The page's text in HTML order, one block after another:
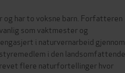
har to voksne barn. Forfatteren
som vaktmester og
i naturvernarbeid gjennom
i den landsomfattende
flere naturfortellinger hvor